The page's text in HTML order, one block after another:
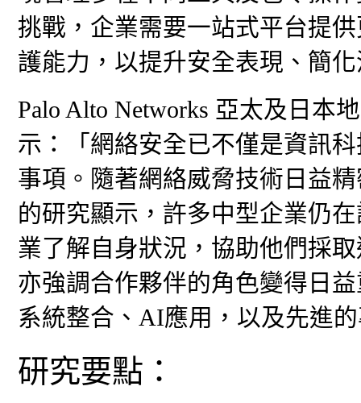
挑戰，企業需要一站式平台提
護能力，以提升安全表現、簡
Palo Alto Networks 亞太及日本
示：「網絡安全已不僅是資訊
事項。隨著網絡威脅技術日益
的研究顯示，許多中型企業仍
業了解自身狀況，協助他們採
亦強調合作夥伴的角色變得日
系統整合、AI應用，以及先進
研究要點：